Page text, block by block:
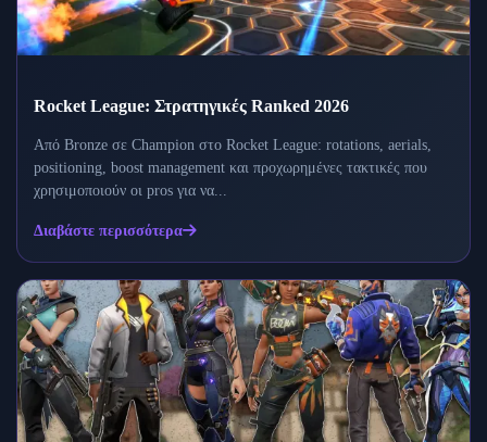
Rocket League: Στρατηγικές Ranked 2026
Από Bronze σε Champion στο Rocket League: rotations, aerials,
positioning, boost management και προχωρημένες τακτικές που
χρησιμοποιούν οι pros για να...
Διαβάστε περισσότερα